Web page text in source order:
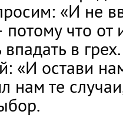
«И не
что
впадать в
«И остави
нам те